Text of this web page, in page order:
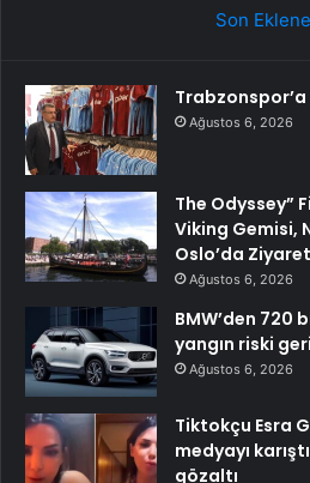
Son
Ağustos 6, 2026
The Odyssey”
Viking Gemisi,
Oslo’da
Ağustos 6, 2026
BMW’den 720
yangın riski
Ağustos 6, 2026
Tiktokçu Esra
medyayı
gözaltı